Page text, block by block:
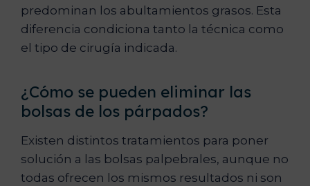
predominan los abultamientos grasos. Esta
diferencia condiciona tanto la técnica como
el tipo de cirugía indicada.
¿Cómo se pueden eliminar las
bolsas de los párpados?
Existen distintos tratamientos para poner
solución a las bolsas palpebrales, aunque no
todas ofrecen los mismos resultados ni son